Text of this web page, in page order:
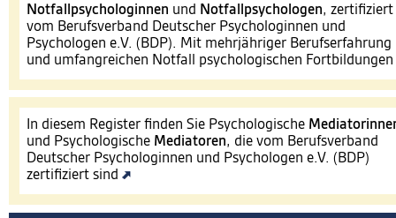
Notfallpsychologinnen und Notfallpsychologen, zertifiziert
vom Berufsverband Deutscher Psychologinnen und
Psychologen e.V. (BDP). Mit mehrjähriger Berufserfahrung
und umfangreichen Notfall psychologischen Fortbildungen
In diesem Register finden Sie Psychologische
und Psychologische Mediatoren, die vom Berufsverband
Deutscher Psychologinnen und Psychologen e.V. (BDP)
zertifiziert sind